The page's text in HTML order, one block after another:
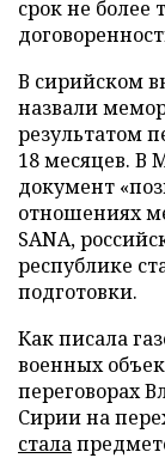
срок не более
В сирийском
назвали
результатом
18 месяцев.
документ
отношениях
SANA,
республике
подготовки.
Как писала
военных
переговорах
Сирии на
стала